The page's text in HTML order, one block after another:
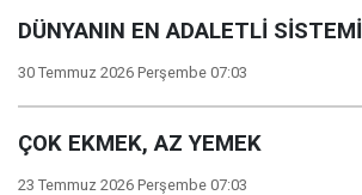
DÜNYANIN EN ADALETLİ SİSTEMİ
30 Temmuz 2026 Perşembe 07:03
ÇOK EKMEK, AZ YEMEK
23 Temmuz 2026 Perşembe 07:03